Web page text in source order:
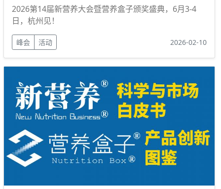
2026第14届新营养大会暨营养盒子颁奖盛典，6月3-4
日，杭州见！
峰会 活动 2026-02-10